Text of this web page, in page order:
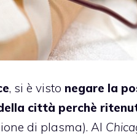
, si è visto negare la
città perchè
di plasma). Al